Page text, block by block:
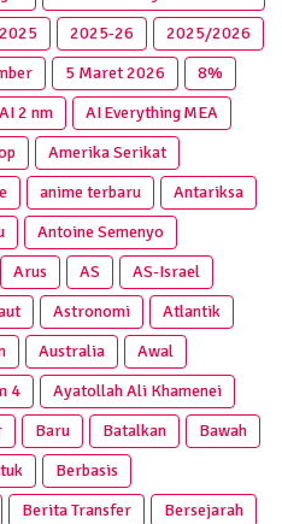
2025 2025‑26
2025/2026
5 Maret 2026
8%
AI 2 nm
AI Everything MEA
Amerika Serikat
anime terbaru
Antariksa
Antoine Semenyo
Arus AS
AS-Israel
Astronomi
Atlantik
Australia
Awal
4
Ayatollah Ali Khamenei
Baru Batalkan
Bawah
Berbasis
Berita Transfer
Bersejarah